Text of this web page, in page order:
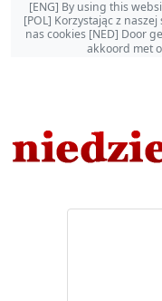
[ENG] By using this
[POL] Korzystając z
nas cookies [NED] Door
akkoord met